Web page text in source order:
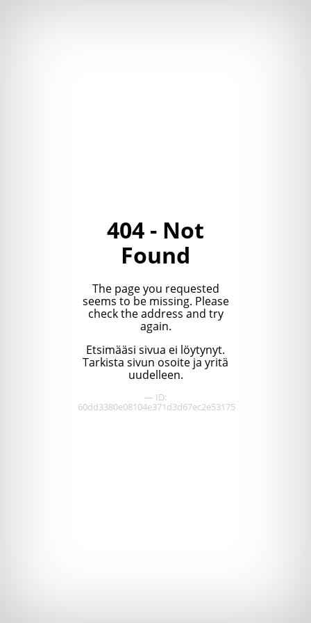
404 - Not
Found
The page you requested
seems to be missing. Please
check the address and try
again.
Etsimääsi sivua ei löytynyt.
Tarkista sivun osoite ja yritä
uudelleen.
— ID:
60dd3380e08104e371d3d67ec2e53175